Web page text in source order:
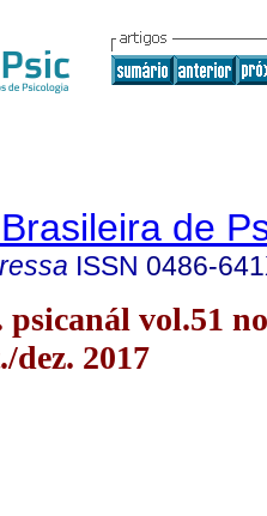
de
ISSN 0486-
psicanál vol.51
dez. 2017